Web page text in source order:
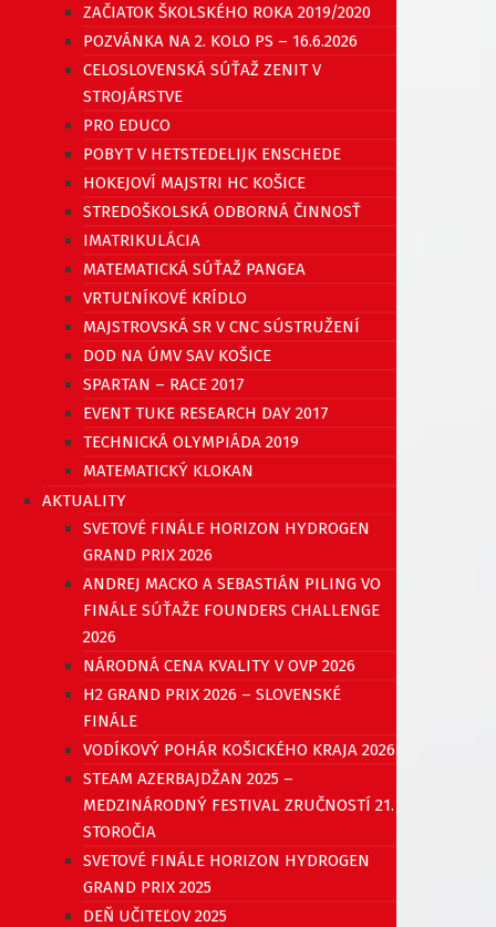
ZAČIATOK ŠKOLSKÉHO ROKA 2019/2020
POZVÁNKA NA 2. KOLO PS – 16.6.2026
CELOSLOVENSKÁ SÚŤAŽ ZENIT V
STROJÁRSTVE
PRO EDUCO
POBYT V HETSTEDELIJK ENSCHEDE
HOKEJOVÍ MAJSTRI HC KOŠICE
STREDOŠKOLSKÁ ODBORNÁ ČINNOSŤ
IMATRIKULÁCIA
MATEMATICKÁ SÚŤAŽ PANGEA
VRTUĽNÍKOVÉ KRÍDLO
MAJSTROVSKÁ SR V CNC SÚSTRUŽENÍ
DOD NA ÚMV SAV KOŠICE
SPARTAN – RACE 2017
EVENT TUKE RESEARCH DAY 2017
TECHNICKÁ OLYMPIÁDA 2019
MATEMATICKÝ KLOKAN
AKTUALITY
SVETOVÉ FINÁLE HORIZON HYDROGEN
GRAND PRIX 2026
ANDREJ MACKO A SEBASTIÁN PILING VO
FINÁLE SÚŤAŽE FOUNDERS CHALLENGE
2026
NÁRODNÁ CENA KVALITY V OVP 2026
H2 GRAND PRIX 2026 – SLOVENSKÉ
FINÁLE
VODÍKOVÝ POHÁR KOŠICKÉHO KRAJA 2026
STEAM AZERBAJDŽAN 2025 –
MEDZINÁRODNÝ FESTIVAL ZRUČNOSTÍ 21.
STOROČIA
SVETOVÉ FINÁLE HORIZON HYDROGEN
GRAND PRIX 2025
DEŇ UČITEĽOV 2025